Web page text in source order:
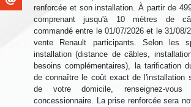
renforcée et son installation. À partir de
comprenant jusqu'à 10 mètres de
commandé entre le 01/07/2026 et le 31/08/
vente Renault participants. Selon les
installation (distance de câbles,
besoins complémentaires), la tarification
de connaître le coût exact de l'installation
de votre domicile, renseignez-
concessionnaire. La prise renforcée sera